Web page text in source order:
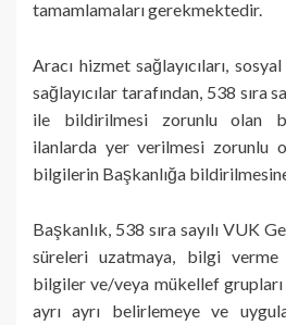
tamamlamaları gerekmektedir.
Aracı hizmet sağlayıcıları,
sağlayıcılar tarafından, 538 sıra
ile bildirilmesi zorunlu olan
ilanlarda yer verilmesi zorunlu
bilgilerin Başkanlığa
Başkanlık, 538 sıra sayılı VUK
süreleri uzatmaya, bilgi
bilgiler ve/veya mükellef
ayrı ayrı belirlemeye ve